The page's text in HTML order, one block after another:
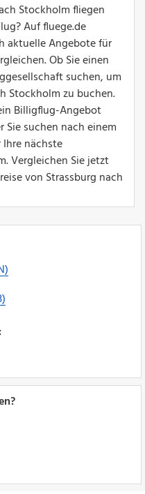
Stockholm fliegen
Auf fluege.de
aktuelle Angebote für
Ob Sie einen
suchen, um
Stockholm zu buchen.
Billigflug-Angebot
Sie suchen nach einem
nächste
Vergleichen Sie jetzt
von Strassburg nach